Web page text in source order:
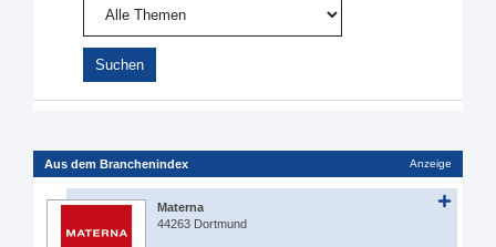
Aus dem Branchenindex Anzeige
Materna
44263 Dortmund